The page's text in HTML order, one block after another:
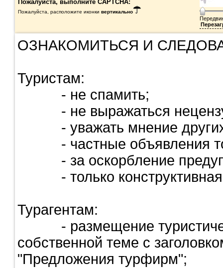
Пожалуйста, выполните CAPTCHA:
Пожалуйста, расположите иконки вертикально
ОЗНАКОМИТЬСЯ И
Туристам:
- не спамить;
- не выражаться
- уважать мнение
- частные объявления
- за оскорбление
- только конструктивная
Турагентам:
- размещение
собственной теме с
"Предложения турфирм";